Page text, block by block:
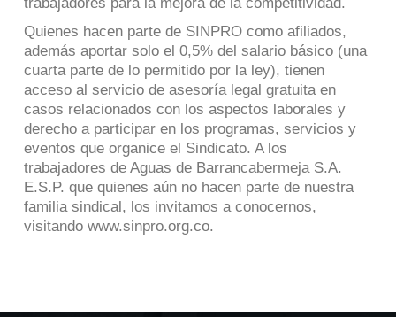
Quienes hacen parte de SINPRO como afiliados,
además aportar solo el 0,5% del salario básico (una
cuarta parte de lo permitido por la ley), tienen
acceso al servicio de asesoría legal gratuita en
casos relacionados con los aspectos laborales y
derecho a participar en los programas, servicios y
eventos que organice el Sindicato. A los
trabajadores de Aguas de Barrancabermeja S.A.
E.S.P. que quienes aún no hacen parte de nuestra
familia sindical, los invitamos a conocernos,
visitando www.sinpro.org.co.